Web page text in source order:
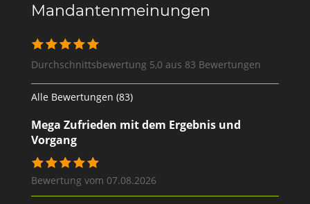
Mandantenmeinungen
Durchschnittsbewertung 5,0 aus 83 Bewertungen
Alle Bewertungen (83)
Mega Zufrieden mit dem Ergebnis und
Vorgang
Bewertung vom 07.08.2026